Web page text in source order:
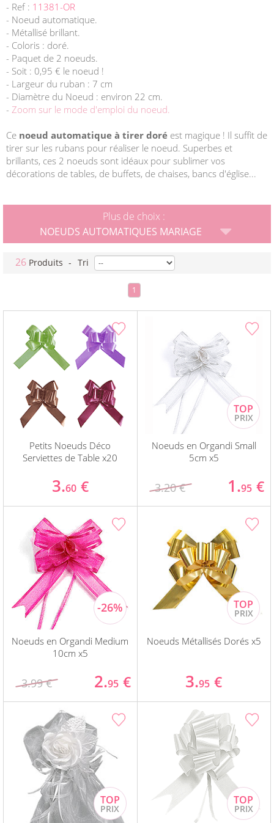
- Ref : 11381-OR
- Noeud automatique.
- Métallisé brillant.
- Coloris : doré.
- Paquet de 2 noeuds.
- Soit : 0,95 € le noeud !
- Largeur du ruban : 7 cm
- Diamètre du Noeud : environ 22 cm.
- Zoom sur le mode d'emploi du noeud.
Ce noeud automatique à tirer doré est magique ! Il suffit de
tirer sur les rubans pour réaliser le noeud. Superbes et
brillants, ces 2 noeuds sont idéaux pour sublimer vos
décorations de tables, de buffets, de chaises, bancs d'église...
Plus de choix :
NOEUDS AUTOMATIQUES MARIAGE
26 Produits - Tri
1
Petits Noeuds Déco
Serviettes de Table x20
3.60 €
Noeuds en Organdi Small
5cm x5
3.20 € 1.95 €
Noeuds en Organdi Medium
10cm x5
3.99 € 2.95 €
Noeuds Métallisés Dorés x5
3.95 €